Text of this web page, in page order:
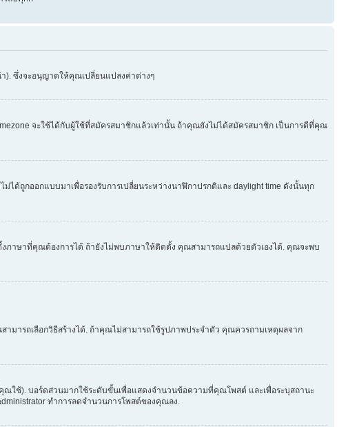
). ซึ่งจะอนุญาตให้คุณเปลี่ยนแปลงค่าต่างๆ
จะใช้ได้กับผู้ใช้ที่สมัครสมาชิกแล้วเท่านั้น ถ้าคุณยังไม่ได้สมัครสมาชิก เป็นการดีที่คุณ
ได้ถูกออกแบบมาเพื่อรองรับการเปลี่ยนระหว่างนาฬิกาปรกติและ daylight time ดังนั้นทุก
ภาษาที่คุณต้องการได้ ถ้ายังไม่พบภาษาให้ติดตั้ง คุณสามารถแปลด้วยตัวเองได้. คุณจะพบ
มารถเลือกวิธีสร้างได้. ถ้าคุณไม่สามารถใช้รูปภาพประจำตัว คุณควรถามเหตุผลจาก
ช้). บอร์ดส่วนมากใช้ระดับขั้นเพื่อแสดงจำนวนข้อความที่คุณโพสต์ และเพื่อระบุสถานะ
ทำการลดจำนวนการโพสต์ของคุณลง.